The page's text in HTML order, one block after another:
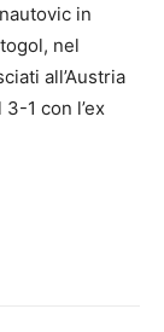
in
nel
all’Austria
1 con l’ex